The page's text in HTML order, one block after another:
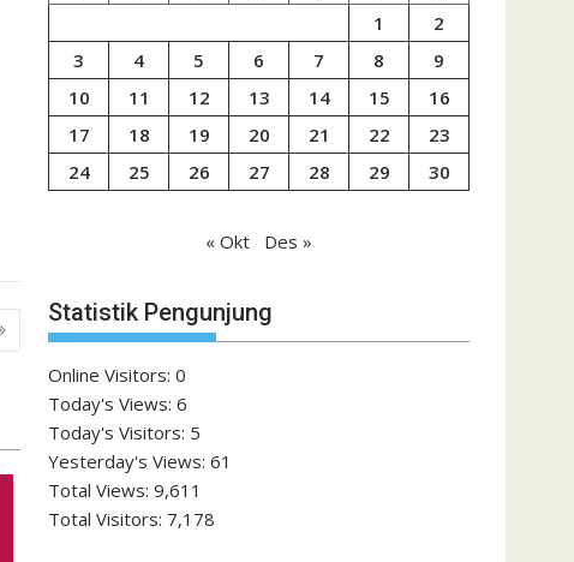
1
2
3
4 5 6 7 8
9
10
11 12 13 14 15
16
17
18 19 20 21 22
23
24
25 26 27 28 29 30
« Okt Des »
Statistik Pengunjung
Online Visitors: 0
Today's Views: 6
Today's Visitors: 5
Yesterday's Views: 61
Total Views: 9,611
Total Visitors: 7,178